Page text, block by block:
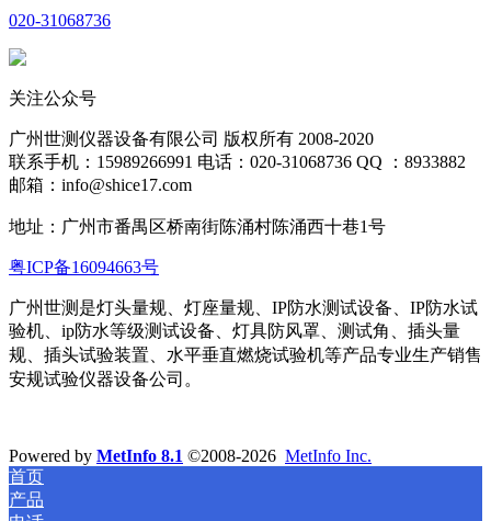
020-31068736
关注公众号
广州世测仪器设备有限公司 版权所有 2008-2020
联系手机：15989266991 电话：020-31068736 QQ ：8933882
邮箱：info@shice17.com
地址： 广州市番禺区桥南街陈涌村陈涌西十巷1号
粤ICP备16094663号
广州世测是灯头量规、灯座量规、IP防水测试设备、IP防水试
验机、ip防水等级测试设备、灯具防风罩、测试角、插头量
规、插头试验装置、水平垂直燃烧试验机等产品专业生产销售
安规试验仪器设备公司。
Powered by MetInfo 8.1 ©2008-2026 MetInfo Inc.
首页
产品